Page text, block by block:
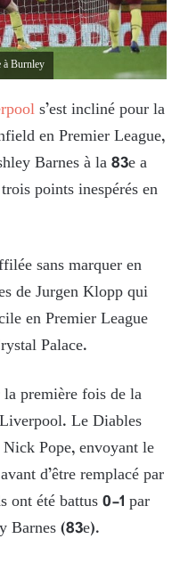
à Burnley
s’est incliné pour la
en Premier League​,
Barnes à la 83e a
points inespérés en
sans marquer en
de Jurgen Klopp qui
en Premier League
Palace.
première fois de la
Le Diables
Pope, envoyant le
d’être remplacé par
ont été battus 0-1 par
Barnes (83e).